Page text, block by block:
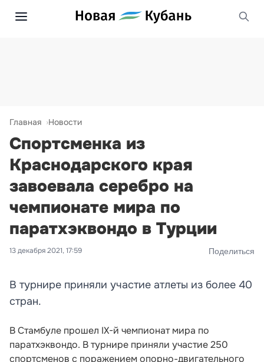
Главная Новости
Спортсменка из
Краснодарского края
завоевала серебро на
чемпионате мира по
паратхэквондо в Турции
13 декабря 2021, 17:59 Поделиться
В турнире приняли участие атлеты из более 40
стран.
В Стамбуле прошел IX-й чемпионат мира по
паратхэквондо. В турнире приняли участие 250
спортсменов с поражением опорно-двигательного